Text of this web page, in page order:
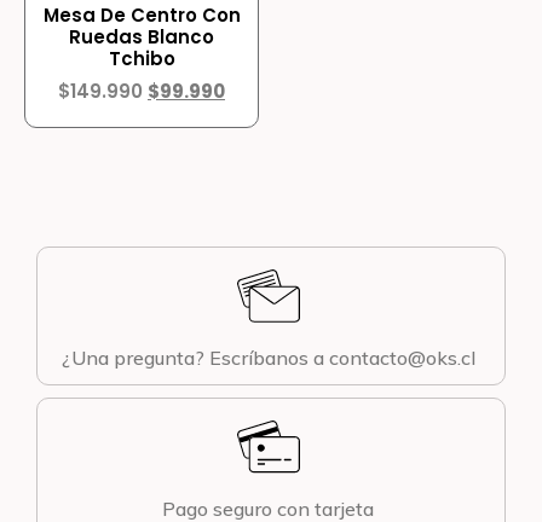
Mesa De Centro Con
Ruedas Blanco
Tchibo
$149.990 $99.990
¿Una pregunta? Escríbanos a contacto@oks.cl
Pago seguro con tarjeta